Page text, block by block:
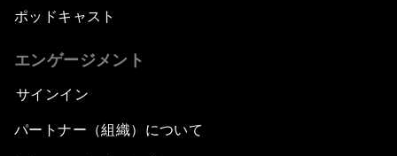
ポッドキャスト
エンゲージメント
サインイン
パートナー（組織）について